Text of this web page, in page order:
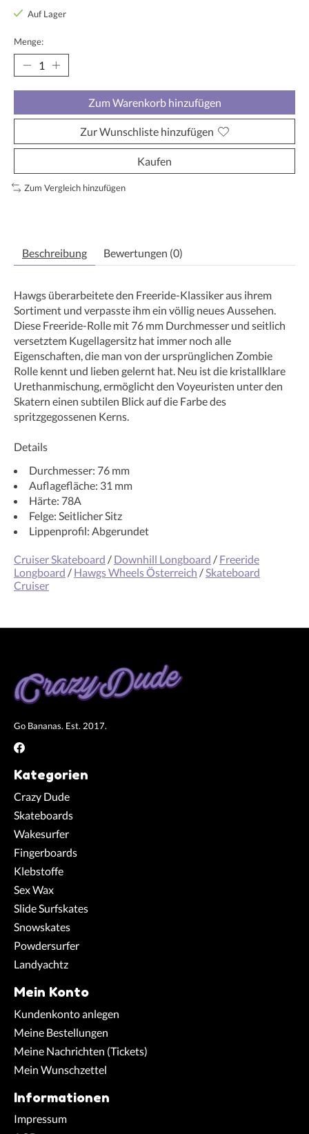
Auf Lager
Menge:
Zum Warenkorb hinzufügen
Zur Wunschliste hinzufügen
Kaufen
Zum Vergleich hinzufügen
Beschreibung Bewertungen (0)
Hawgs überarbeitete den Freeride-Klassiker aus ihrem
Sortiment und verpasste ihm ein völlig neues Aussehen.
Diese Freeride-Rolle mit 76 mm Durchmesser und seitlich
versetztem Kugellagersitz hat immer noch alle
Eigenschaften, die man von der ursprünglichen Zombie
Rolle kennt und lieben gelernt hat. Neu ist die kristallklare
Urethanmischung, ermöglicht den Voyeuristen unter den
Skatern einen subtilen Blick auf die Farbe des
spritzgegossenen Kerns.
Details
Durchmesser: 76 mm
Auflagefläche: 31 mm
Härte: 78A
Felge: Seitlicher Sitz
Lippenprofil: Abgerundet
Cruiser Skateboard / Downhill Longboard / Freeride
Longboard / Hawgs Wheels Österreich / Skateboard
Cruiser
Go Bananas. Est. 2017.
Kategorien
Crazy Dude
Skateboards
Wakesurfer
Fingerboards
Klebstoffe
Sex Wax
Slide Surfskates
Snowskates
Powdersurfer
Landyachtz
Mein Konto
Kundenkonto anlegen
Meine Bestellungen
Meine Nachrichten (Tickets)
Mein Wunschzettel
Informationen
Impressum